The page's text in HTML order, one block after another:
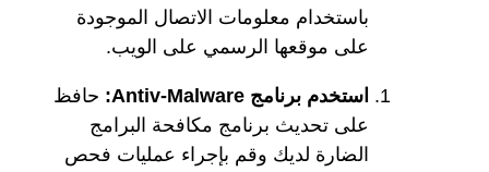
باستخدام معلومات الاتصال الموجودة
على موقعها الرسمي على الويب.
استخدم برنامج Antiv-Malware:
حافظ
على تحديث برنامج مكافحة البرامج
الضارة لديك وقم بإجراء عمليات فحص